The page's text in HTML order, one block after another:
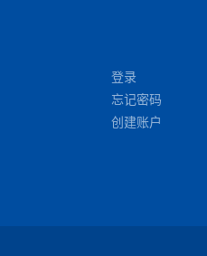
登录
忘记密码
创建账户